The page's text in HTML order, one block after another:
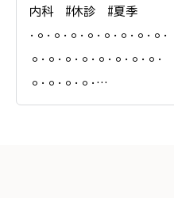
内科　#休診　#夏季
𐄁𐄙𐄁𐄙𐄁𐄙𐄁𐄙𐄁𐄙𐄁𐄙𐄁𐄙𐄁𐄙𐄁
𐄙𐄁𐄙𐄁𐄙𐄁𐄙𐄁𐄙𐄁𐄙𐄁𐄙𐄁𐄙𐄁
𐄙𐄁𐄙𐄁𐄙𐄁𐄙𐄁
横浜駅前ひさゆき消化器内